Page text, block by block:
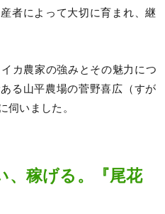
者によって大切に育まれ、継
カ農家の強みとその魅力につ
る山平農場の菅野喜広（すが
伺いました。
、稼げる。『尾花